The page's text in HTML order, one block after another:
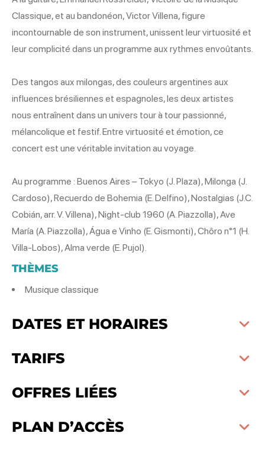
Classique, et au bandonéon, Victor Villena, figure
incontournable de son instrument, unissent leur virtuosité et
leur complicité dans un programme aux rythmes envoûtants.
Des tangos aux milongas, des couleurs argentines aux
influences brésiliennes et espagnoles, les deux artistes
nous entraînent dans un univers tour à tour passionné,
mélancolique et festif. Entre virtuosité et émotion, ce
concert est une véritable invitation au voyage.
Au programme : Buenos Aires – Tokyo (J. Plaza), Milonga (J.
Cardoso), Recuerdo de Bohemia (E. Delfino), Nostalgias (J.C.
Cobián, arr. V. Villena), Night-club 1960 (A. Piazzolla), Ave
María (A. Piazzolla), Água e Vinho (E. Gismonti), Chôro n°1 (H.
Villa-Lobos), Alma verde (E. Pujol).
THÈMES
Musique classique
DATES ET HORAIRES
TARIFS
OFFRES LIÉES
PLAN D’ACCÈS